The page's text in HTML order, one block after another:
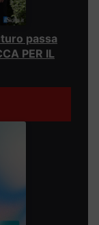
passa
PER IL